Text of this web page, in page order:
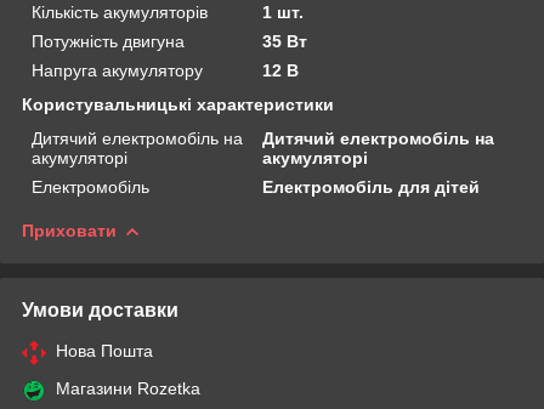
Кількість акумуляторів
1 шт.
Потужність двигуна
35 Вт
Напруга акумулятору
12 В
Користувальницькі характеристики
Дитячий електромобіль на
акумуляторі
Дитячий електромобіль на
акумуляторі
Електромобіль
Електромобіль для дітей
Приховати
Умови доставки
Нова Пошта
Магазини Rozetka